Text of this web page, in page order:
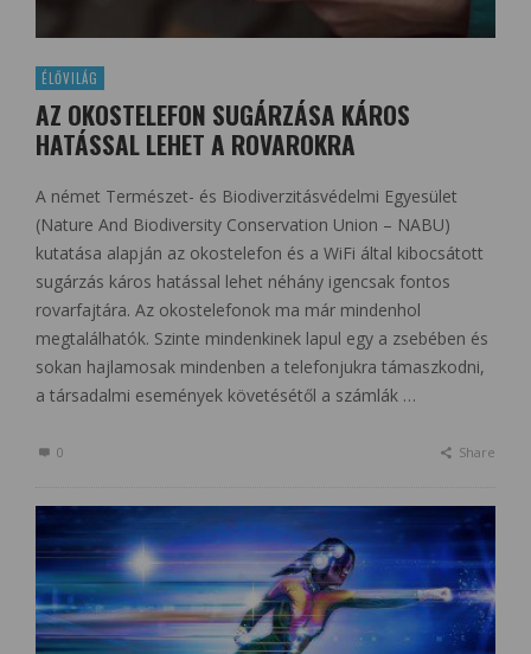
ÉLŐVILÁG
AZ OKOSTELEFON SUGÁRZÁSA KÁROS
HATÁSSAL LEHET A ROVAROKRA
A német Természet- és Biodiverzitásvédelmi Egyesület
(Nature And Biodiversity Conservation Union – NABU)
kutatása alapján az okostelefon és a WiFi által kibocsátott
sugárzás káros hatással lehet néhány igencsak fontos
rovarfajtára. Az okostelefonok ma már mindenhol
megtalálhatók. Szinte mindenkinek lapul egy a zsebében és
sokan hajlamosak mindenben a telefonjukra támaszkodni,
a társadalmi események követésétől a számlák …
0 Share